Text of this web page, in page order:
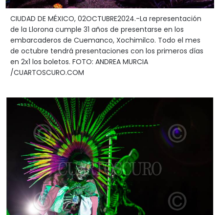
CIUDAD DE MÉXICO, 02OCTUBRE2024.-La representación
de la Llorona cumple 31 años de presentarse en los
embarcaderos de Cuemanco, Xochimilco. Todo el mes
de octubre tendrá presentaciones con los primeros días
en 2x1 los boletos. FOTO: ANDREA MURCIA
/CUARTOSCURO.COM